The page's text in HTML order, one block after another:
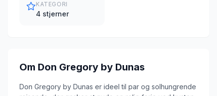
KATEGORI
4 stjerner
Om Don Gregory by Dunas
Don Gregory by Dunas er ideel til par og solhungrende